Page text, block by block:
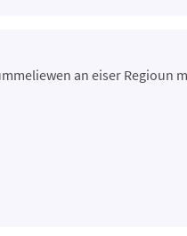
an eiser Regioun